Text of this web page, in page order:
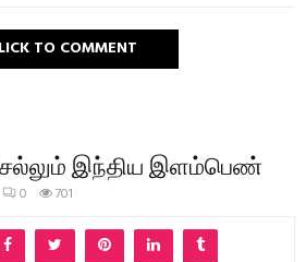
TO COMMENT
இந்திய இளம்பெண்
0 701